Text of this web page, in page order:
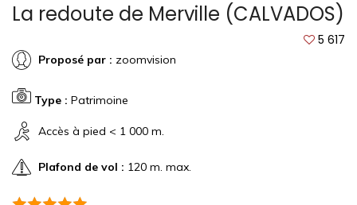
La redoute de Merville (CALVADOS)
5 617
Proposé par : zoomvision
Type : Patrimoine
Accès à pied < 1 000 m.
Plafond de vol : 120 m. max.